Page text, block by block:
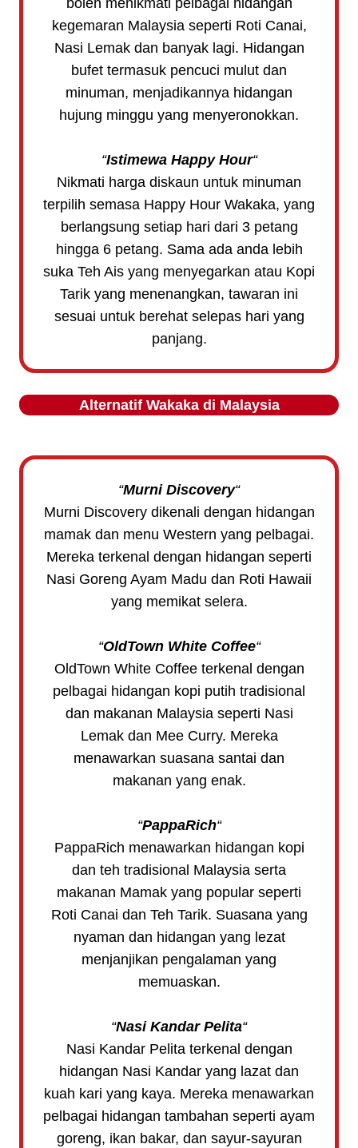
boleh menikmati pelbagai hidangan
kegemaran Malaysia seperti Roti Canai,
Nasi Lemak dan banyak lagi. Hidangan
bufet termasuk pencuci mulut dan
minuman, menjadikannya hidangan
hujung minggu yang menyeronokkan.
“Istimewa Happy Hour“
Nikmati harga diskaun untuk minuman
terpilih semasa Happy Hour Wakaka, yang
berlangsung setiap hari dari 3 petang
hingga 6 petang. Sama ada anda lebih
suka Teh Ais yang menyegarkan atau Kopi
Tarik yang menenangkan, tawaran ini
sesuai untuk berehat selepas hari yang
panjang.
Alternatif Wakakadi Malaysia
“Murni Discovery“
Murni Discovery dikenali dengan hidangan
mamak dan menu Western yang pelbagai.
Mereka terkenal dengan hidangan seperti
Nasi Goreng Ayam Madu dan Roti Hawaii
yang memikat selera.
“OldTown White Coffee“
OldTown White Coffee terkenal dengan
pelbagai hidangan kopi putih tradisional
dan makanan Malaysia seperti Nasi
Lemak dan Mee Curry. Mereka
menawarkan suasana santai dan
makanan yang enak.
“PappaRich“
PappaRich menawarkan hidangan kopi
dan teh tradisional Malaysia serta
makanan Mamak yang popular seperti
Roti Canai dan Teh Tarik. Suasana yang
nyaman dan hidangan yang lezat
menjanjikan pengalaman yang
memuaskan.
“Nasi Kandar Pelita“
Nasi Kandar Pelita terkenal dengan
hidangan Nasi Kandar yang lazat dan
kuah kari yang kaya. Mereka menawarkan
pelbagai hidangan tambahan seperti ayam
goreng, ikan bakar, dan sayur-sayuran